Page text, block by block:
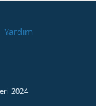
Yardım
2024